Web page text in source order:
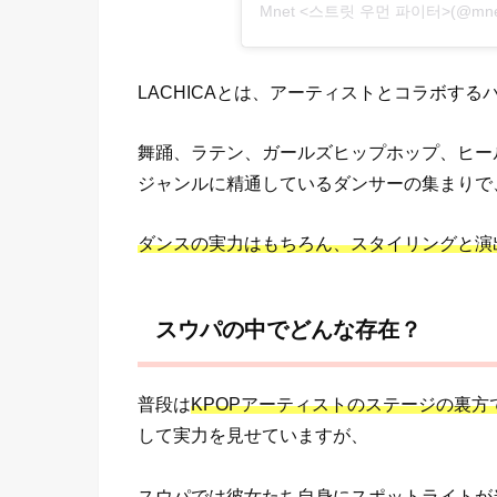
Mnet <스트릿 우먼 파이터
LACHICAとは、アーティストとコラボする
舞踊、ラテン、ガールズヒップホップ、ヒ
ジャンルに精通しているダンサーの集まりで
ダンスの実力はもちろん、スタイリングと
スウパの中でどんな存在？
普段はKPOPアーティストのステージの裏
して実力を見せていますが、